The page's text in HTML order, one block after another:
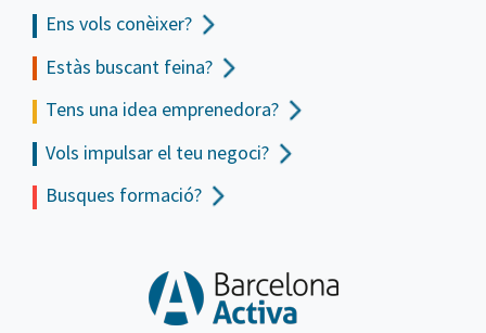
Ens vols conèixer?
Estàs buscant feina?
Tens una idea emprenedora?
Vols impulsar el teu negoci?
Busques formació?